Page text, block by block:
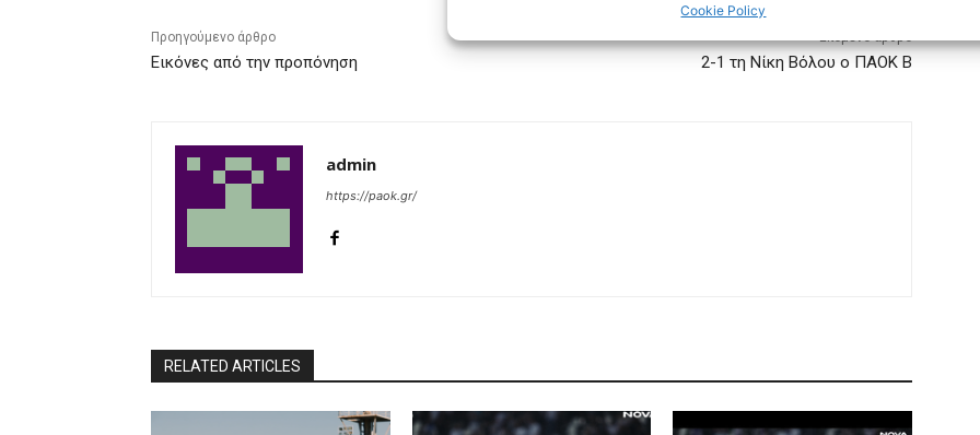
Cookie Policy
Προηγούμενο άρθρο
Εικόνες από την προπόνηση
Επόμενο άρθρο
2-1 τη Νίκη Βόλου ο ΠΑΟΚ Β
admin
https://paok.gr/
RELATED ARTICLES